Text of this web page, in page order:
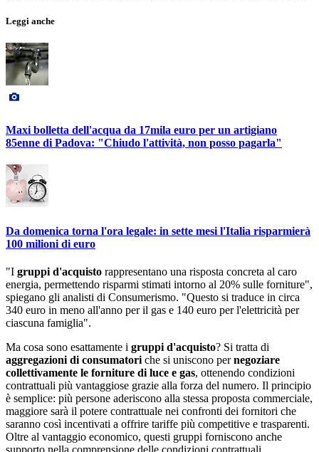
Leggi anche
Maxi bolletta dell'acqua da 17mila euro per un artigiano
85enne di Padova: "Chiudo l'attività, non posso pagarla"
Da domenica torna l'ora legale: in sette mesi l'Italia risparmierà
100 milioni di euro
"I gruppi d'acquisto rappresentano una risposta concreta al caro
energia, permettendo risparmi stimati intorno al 20% sulle forniture",
spiegano gli analisti di Consumerismo. "Questo si traduce in circa
340 euro in meno all'anno per il gas e 140 euro per l'elettricità per
ciascuna famiglia".
Ma cosa sono esattamente i gruppi d'acquisto? Si tratta di
aggregazioni di consumatoriche si uniscono pernegoziare
collettivamente le forniture di luce e gas, ottenendo condizioni
contrattuali più vantaggiose grazie alla forza del numero. Il principio
è semplice: più persone aderiscono alla stessa proposta commerciale,
maggiore sarà il potere contrattuale nei confronti dei fornitori che
saranno così incentivati a offrire tariffe più competitive e trasparenti.
Oltre al vantaggio economico, questi gruppi forniscono anche